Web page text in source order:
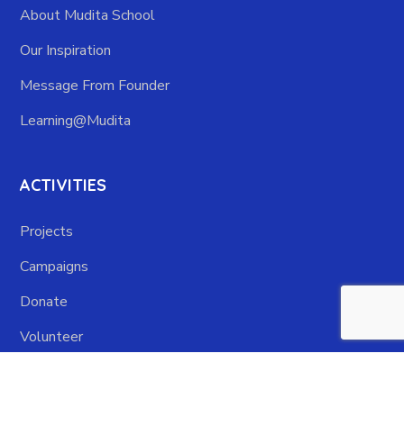
About Mudita School
Our Inspiration
Message From Founder
Learning@Mudita
ACTIVITIES
Projects
Campaigns
Donate
Volunteer